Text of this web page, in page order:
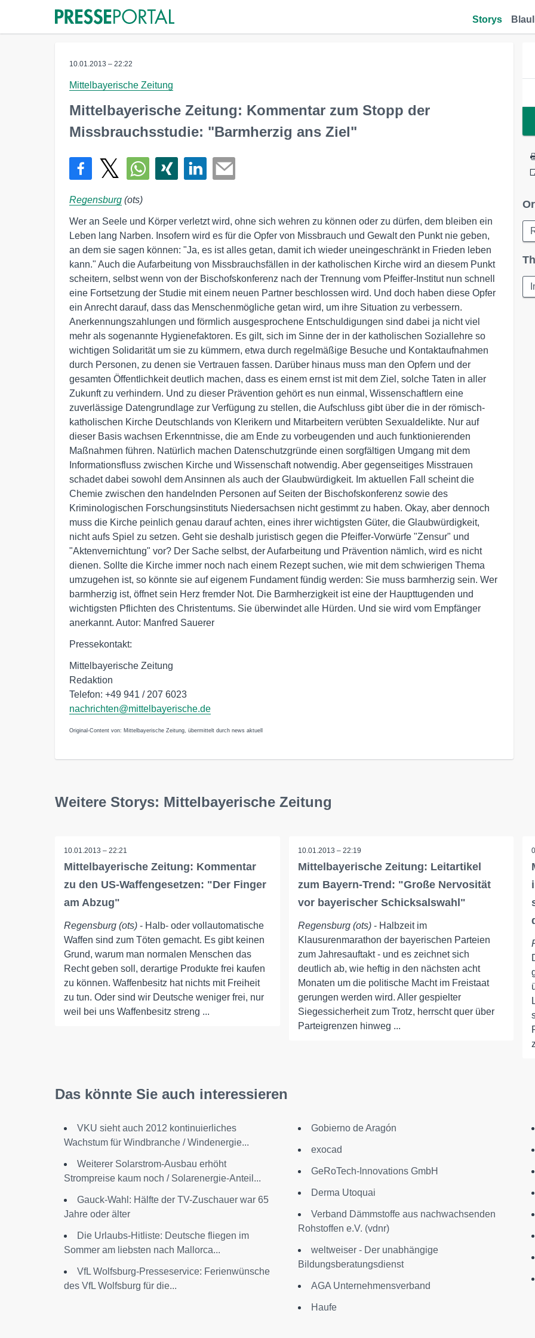
Storys
10.01.2013 – 22:22
Mittelbayerische Zeitung
Mittelbayerische Zeitung: Kommentar zum Stopp der
Missbrauchsstudie: "Barmherzig ans Ziel"
Regensburg (ots)
Wer an Seele und Körper verletzt wird, ohne sich wehren zu können oder zu dürfen, dem bleiben ein
Leben lang Narben. Insofern wird es für die Opfer von Missbrauch und Gewalt den Punkt nie geben,
an dem sie sagen können: "Ja, es ist alles getan, damit ich wieder uneingeschränkt in Frieden leben
kann." Auch die Aufarbeitung von Missbrauchsfällen in der katholischen Kirche wird an diesem Punkt
scheitern, selbst wenn von der Bischofskonferenz nach der Trennung vom Pfeiffer-Institut nun schnell
eine Fortsetzung der Studie mit einem neuen Partner beschlossen wird. Und doch haben diese Opfer
ein Anrecht darauf, dass das Menschenmögliche getan wird, um ihre Situation zu verbessern.
Anerkennungszahlungen und förmlich ausgesprochene Entschuldigungen sind dabei ja nicht viel
mehr als sogenannte Hygienefaktoren. Es gilt, sich im Sinne der in der katholischen Soziallehre so
wichtigen Solidarität um sie zu kümmern, etwa durch regelmäßige Besuche und Kontaktaufnahmen
durch Personen, zu denen sie Vertrauen fassen. Darüber hinaus muss man den Opfern und der
gesamten Öffentlichkeit deutlich machen, dass es einem ernst ist mit dem Ziel, solche Taten in aller
Zukunft zu verhindern. Und zu dieser Prävention gehört es nun einmal, Wissenschaftlern eine
zuverlässige Datengrundlage zur Verfügung zu stellen, die Aufschluss gibt über die in der römisch-
katholischen Kirche Deutschlands von Klerikern und Mitarbeitern verübten Sexualdelikte. Nur auf
dieser Basis wachsen Erkenntnisse, die am Ende zu vorbeugenden und auch funktionierenden
Maßnahmen führen. Natürlich machen Datenschutzgründe einen sorgfältigen Umgang mit dem
Informationsfluss zwischen Kirche und Wissenschaft notwendig. Aber gegenseitiges Misstrauen
schadet dabei sowohl dem Ansinnen als auch der Glaubwürdigkeit. Im aktuellen Fall scheint die
Chemie zwischen den handelnden Personen auf Seiten der Bischofskonferenz sowie des
Kriminologischen Forschungsinstituts Niedersachsen nicht gestimmt zu haben. Okay, aber dennoch
muss die Kirche peinlich genau darauf achten, eines ihrer wichtigsten Güter, die Glaubwürdigkeit,
nicht aufs Spiel zu setzen. Geht sie deshalb juristisch gegen die Pfeiffer-Vorwürfe "Zensur" und
"Aktenvernichtung" vor? Der Sache selbst, der Aufarbeitung und Prävention nämlich, wird es nicht
dienen. Sollte die Kirche immer noch nach einem Rezept suchen, wie mit dem schwierigen Thema
umzugehen ist, so könnte sie auf eigenem Fundament fündig werden: Sie muss barmherzig sein. Wer
barmherzig ist, öffnet sein Herz fremder Not. Die Barmherzigkeit ist eine der Haupttugenden und
wichtigsten Pflichten des Christentums. Sie überwindet alle Hürden. Und sie wird vom Empfänger
anerkannt. Autor: Manfred Sauerer
Pressekontakt:
Mittelbayerische Zeitung
Redaktion
Telefon: +49 941 / 207 6023
nachrichten@mittelbayerische.de
Original-Content von: Mittelbayerische Zeitung, übermittelt durch news aktuell
Weitere Storys: Mittelbayerische Zeitung
10.01.2013 – 22:21
Mittelbayerische Zeitung: Kommentar
zu den US-Waffengesetzen: "Der Finger
am Abzug"
Regensburg (ots) - Halb- oder vollautomatische
Waffen sind zum Töten gemacht. Es gibt keinen
Grund, warum man normalen Menschen das
Recht geben soll, derartige Produkte frei kaufen
zu können. Waffenbesitz hat nichts mit Freiheit
zu tun. Oder sind wir Deutsche weniger frei, nur
weil bei uns Waffenbesitz streng ...
10.01.2013 – 22:19
Mittelbayerische Zeitung: Leitartikel
zum Bayern-Trend: "Große Nervosität
vor bayerischer Schicksalswahl"
Regensburg (ots)- Halbzeit im
Klausurenmarathon der bayerischen Parteien
zum Jahresauftakt - und es zeichnet sich
deutlich ab, wie heftig in den nächsten acht
Monaten um die politische Macht im Freistaat
gerungen werden wird. Aller gespielter
Siegessicherheit zum Trotz, herrscht quer über
Parteigrenzen hinweg ...
Das könnte Sie auch interessieren
VKU sieht auch 2012 kontinuierliches
Wachstum für Windbranche / Windenergie...
Weiterer Solarstrom-Ausbau erhöht
Strompreise kaum noch / Solarenergie-Anteil...
Gauck-Wahl: Hälfte der TV-Zuschauer war 65
Jahre oder älter
Die Urlaubs-Hitliste: Deutsche fliegen im
Sommer am liebsten nach Mallorca...
VfL Wolfsburg-Presseservice: Ferienwünsche
des VfL Wolfsburg für die...
Gobierno de Aragón
exocad
GeRoTech-Innovations GmbH
Derma Utoquai
Verband Dämmstoffe aus nachwachsenden
Rohstoffen e.V. (vdnr)
weltweiser - Der unabhängige
Bildungsberatungsdienst
AGA Unternehmensverband
Haufe